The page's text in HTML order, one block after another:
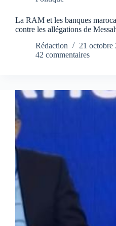
La RAM et les banques
contre les allégations de
Rédaction
21 octobre
42 commentaires